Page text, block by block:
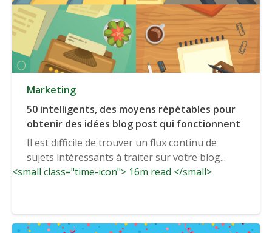
Marketing
50 intelligents, des moyens répétables pour
obtenir des idées blog post qui fonctionnent
Il est difficile de trouver un flux continu de
sujets intéressants à traiter sur votre blog...
<small class="time-icon"> 16m read </small>